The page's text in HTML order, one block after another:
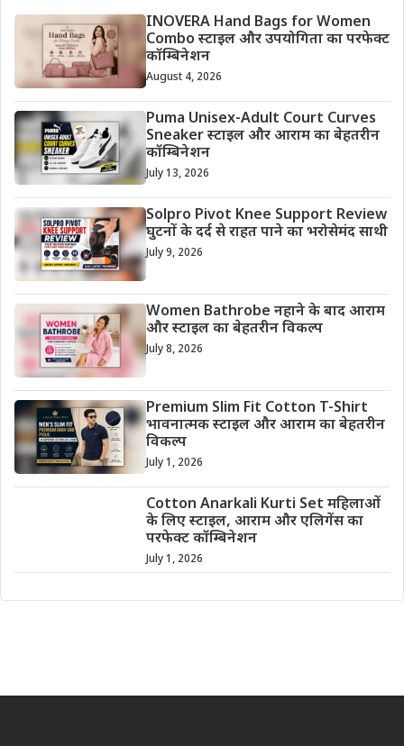
INOVERA Hand Bags for Women
Combo स्टाइल और उपयोगिता का परफेक्ट
कॉम्बिनेशन
August 4, 2026
Puma Unisex-Adult Court Curves
Sneaker स्टाइल और आराम का बेहतरीन
कॉम्बिनेशन
July 13, 2026
Solpro Pivot Knee Support Review
घुटनों के दर्द से राहत पाने का भरोसेमंद साथी
July 9, 2026
Women Bathrobe नहाने के बाद आराम
और स्टाइल का बेहतरीन विकल्प
July 8, 2026
Premium Slim Fit Cotton T-Shirt
भावनात्मक स्टाइल और आराम का बेहतरीन
विकल्प
July 1, 2026
Cotton Anarkali Kurti Set महिलाओं
के लिए स्टाइल, आराम और एलिगेंस का
परफेक्ट कॉम्बिनेशन
July 1, 2026